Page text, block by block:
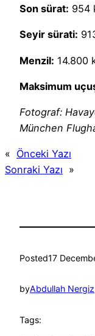
Son sürat: 954
Seyir sürati:
Menzil: 14.800
Maksimum
Fotograf:
München
« Önceki Yazı
Sonraki Yazı »
Posted17
byAbdullah Nergiz
Tags: